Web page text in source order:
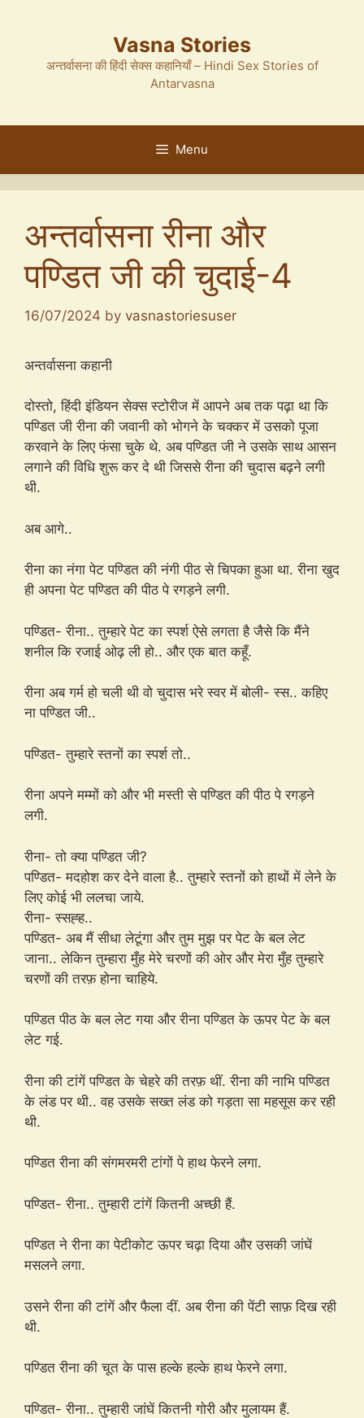
Vasna Stories
अन्तर्वासना की हिंदी सेक्स कहानियाँ – Hindi Sex Stories of
Antarvasna
Menu
अन्तर्वासना रीना और
पण्डित जी की चुदाई-4
16/07/2024 by vasnastoriesuser
अन्तर्वासना कहानी
दोस्तो, हिंदी इंडियन सेक्स स्टोरीज में आपने अब तक पढ़ा था कि
पण्डित जी रीना की जवानी को भोगने के चक्कर में उसको पूजा
करवाने के लिए फंसा चुके थे. अब पण्डित जी ने उसके साथ आसन
लगाने की विधि शुरू कर दे थी जिससे रीना की चुदास बढ़ने लगी
थी.
अब आगे..
रीना का नंगा पेट पण्डित की नंगी पीठ से चिपका हुआ था. रीना खुद
ही अपना पेट पण्डित की पीठ पे रगड़ने लगी.
पण्डित- रीना.. तुम्हारे पेट का स्पर्श ऐसे लगता है जैसे कि मैंने
शनील कि रजाई ओढ़ ली हो.. और एक बात कहूँ.
रीना अब गर्म हो चली थी वो चुदास भरे स्वर में बोली- स्स.. कहिए
ना पण्डित जी..
पण्डित- तुम्हारे स्तनों का स्पर्श तो..
रीना अपने मम्मों को और भी मस्ती से पण्डित की पीठ पे रगड़ने
लगी.
रीना- तो क्या पण्डित जी?
पण्डित- मदहोश कर देने वाला है.. तुम्हारे स्तनों को हाथों में लेने के
लिए कोई भी ललचा जाये.
रीना- स्सह्ह..
पण्डित- अब मैं सीधा लेटूंगा और तुम मुझ पर पेट के बल लेट
जाना.. लेकिन तुम्हारा मुँह मेरे चरणों की ओर और मेरा मुँह तुम्हारे
चरणों की तरफ़ होना चाहिये.
पण्डित पीठ के बल लेट गया और रीना पण्डित के ऊपर पेट के बल
लेट गई.
रीना की टांगें पण्डित के चेहरे की तरफ़ थीं. रीना की नाभि पण्डित
के लंड पर थी.. वह उसके सख्त लंड को गड़ता सा महसूस कर रही
थी.
पण्डित रीना की संगमरमरी टांगों पे हाथ फेरने लगा.
पण्डित- रीना.. तुम्हारी टांगें कितनी अच्छी हैं.
पण्डित ने रीना का पेटीकोट ऊपर चढ़ा दिया और उसकी जांघें
मसलने लगा.
उसने रीना की टांगें और फैला दीं. अब रीना की पेंटी साफ़ दिख रही
थी.
पण्डित रीना की चूत के पास हल्के हल्के हाथ फेरने लगा.
पण्डित- रीना.. तुम्हारी जांघें कितनी गोरी और मुलायम हैं.